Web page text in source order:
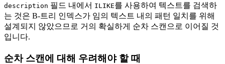
description 필드 내에서 ILIKE를 사용하여 텍스트를 검색하
는 것은 B-트리 인덱스가 임의 텍스트 내의 패턴 일치를 위해
설계되지 않았으므로 거의 확실하게 순차 스캔으로 이어질 것
입니다.
순차 스캔에 대해 우려해야 할 때